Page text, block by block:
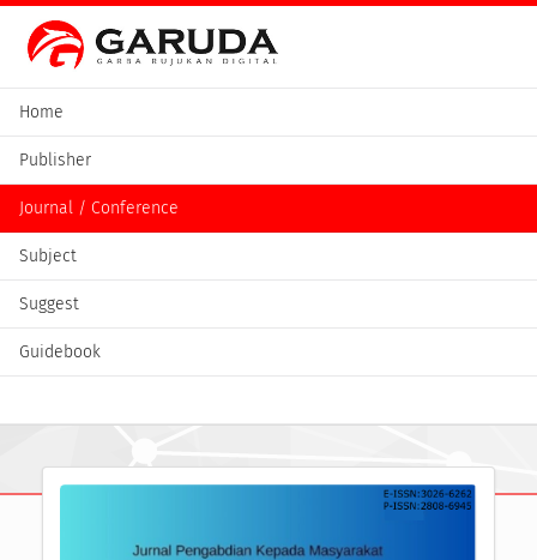
Home
Publisher
Journal / Conference
Subject
Suggest
Guidebook